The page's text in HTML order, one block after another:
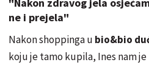
ne i prejela"
Nakon shoppinga u bio&bio
koju je tamo kupila, Ines nam je